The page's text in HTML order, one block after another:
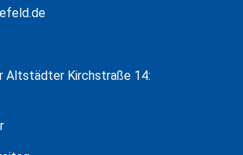
Altstädter Kirchstraße 14: